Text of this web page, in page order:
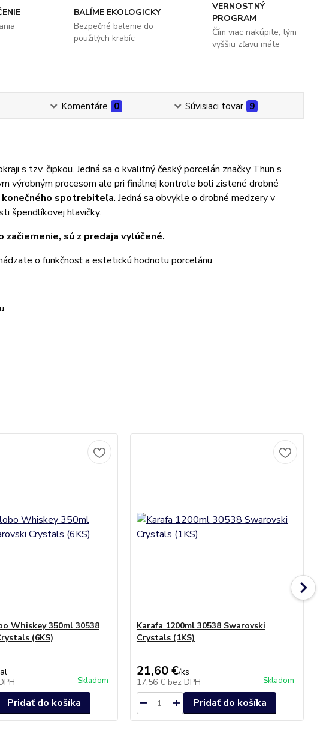
BALÍME EKOLOGICKY
Bezpečné balenie do
použitých krabíc
VERNOSTNÝ
PROGRAM
Čím viac nakúpite, tým
vyššiu zľavu máte
Komentáre 0 Súvisiaci tovar 9
s tzv. čipkou. Jedná sa o kvalitný český porcelán značky Thun s
výrobným procesom ale pri finálnej kontrole boli zistené drobné
konečného spotrebiteľa. Jedná sa obvykle o drobné medzery v
špendlíkovej hlavičky.
sú z predaja vylúčené.
o funkčnosť a estetickú hodnotu porcelánu.
Whiskey 350ml 30538
(6KS)
Skladom
Pridať do košíka
Karafa 1200ml 30538 Swarovski
Crystals (1KS)
21,60 €/ks
17,56 € bez DPH Skladom
Pridať do košíka